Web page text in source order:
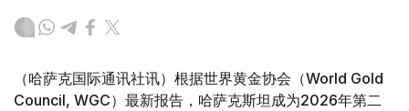
（哈萨克国际通讯社讯）根据世界黄金协会（World Gold
Council, WGC）最新报告，哈萨克斯坦成为2026年第二